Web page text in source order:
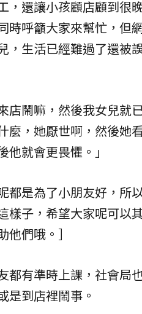
，還讓小孩顧店顧到很
時呼籲大家來幫忙，但
，生活已經難過了還被
店鬧嘛，然後我女兒就
麼，她厭世啊，然後她
就會更畏懼。」
都是為了小朋友好，所
樣子，希望大家呢可以
們哦。］
都有準時上課，社會局
是到店裡鬧事。